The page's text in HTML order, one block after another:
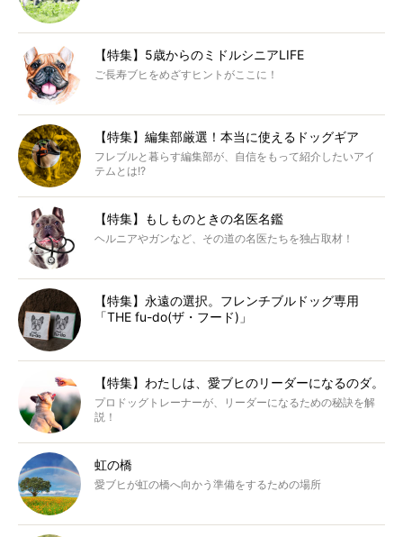
【特集】5歳からのミドルシニアLIFE
ご長寿ブヒをめざすヒントがここに！
【特集】編集部厳選！本当に使えるドッグギア
フレブルと暮らす編集部が、自信をもって紹介したいアイ
テムとは!?
【特集】もしものときの名医名鑑
ヘルニアやガンなど、その道の名医たちを独占取材！
【特集】永遠の選択。フレンチブルドッグ専用
「THE fu-do(ザ・フード)」
【特集】わたしは、愛ブヒのリーダーになるのダ。
プロドッグトレーナーが、リーダーになるための秘訣を解
説！
虹の橋
愛ブヒが虹の橋へ向かう準備をするための場所